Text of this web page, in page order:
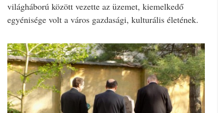
világháború között vezette az üzemet, kiemelkedő
egyénisége volt a város gazdasági, kulturális életének.